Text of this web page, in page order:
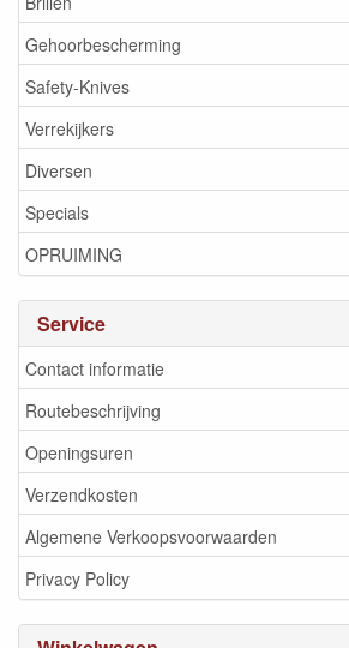
Gehoorbescherming
Safety-Knives
Verrekijkers
Diversen
Specials
OPRUIMING
Service
Contact informatie
Routebeschrijving
Openingsuren
Verzendkosten
Algemene Verkoopsvoorwaarden
Privacy Policy